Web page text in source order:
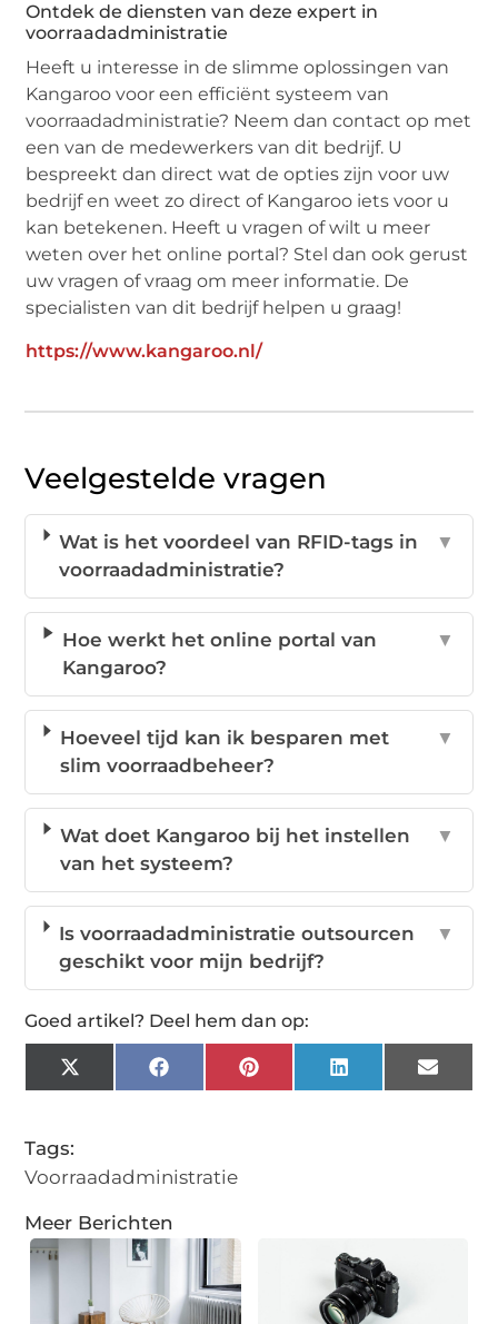
Ontdek de diensten van deze expert in
voorraadadministratie
Heeft u interesse in de slimme oplossingen van
Kangaroo voor een efficiënt systeem van
voorraadadministratie? Neem dan contact op met
een van de medewerkers van dit bedrijf. U
bespreekt dan direct wat de opties zijn voor uw
bedrijf en weet zo direct of Kangaroo iets voor u
kan betekenen. Heeft u vragen of wilt u meer
weten over het online portal? Stel dan ook gerust
uw vragen of vraag om meer informatie. De
specialisten van dit bedrijf helpen u graag!
https://www.kangaroo.nl/
Veelgestelde vragen
Wat is het voordeel van RFID-tags in
voorraadadministratie?
▼
Hoe werkt het online portal van
Kangaroo?
▼
Hoeveel tijd kan ik besparen met
slim voorraadbeheer?
▼
Wat doet Kangaroo bij het instellen
van het systeem?
▼
Is voorraadadministratie outsourcen
geschikt voor mijn bedrijf?
▼
Goed artikel? Deel hem dan op:
X
(Twitter)
FacebookPinterestLinkedInEmail
Tags:
Voorraadadministratie
Meer Berichten